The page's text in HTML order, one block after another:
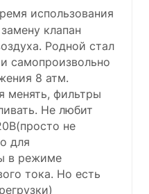
использования
клапан
Родной стал
самопроизвольно
8 атм.
менять, фильтры
Не любит
не
для
в режиме
тока. Но есть